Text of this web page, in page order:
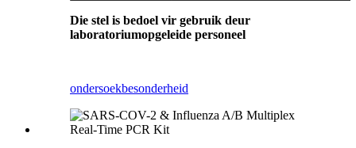
Die stel is bedoel vir gebruik deur
laboratoriumopgeleide personeel
ondersoekbesonderheid